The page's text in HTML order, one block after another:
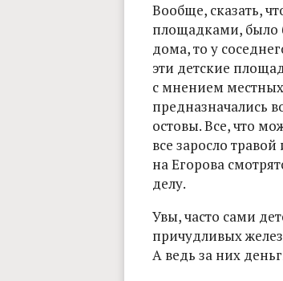
Вообще, сказать,
площадками, было
дома, то у
эти детские
с мнением местных
предназначались
остовы. Все, что
все заросло
на Егорова
делу.
Увы, часто сами
причудливых
А ведь за них